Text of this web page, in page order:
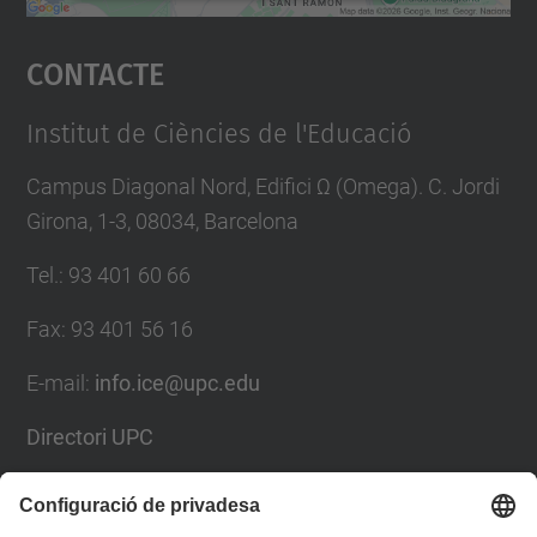
Accepta
powered by
Contacte
Institut de Ciències de l'Educació
Campus Diagonal Nord, Edifici Ω (Omega). C. Jordi
Girona, 1-3, 08034, Barcelona
Tel. : 93 401 60 66
Fax: 93 401 56 16
E-mail: info.ice@upc.edu
Directori UPC
Formulari de contacte